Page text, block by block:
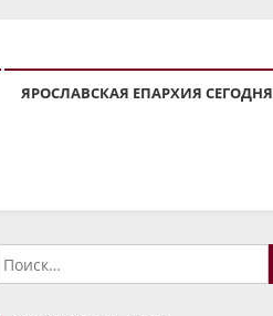
ЯРОСЛАВСКАЯ ЕПАРХИЯ СЕГОДНЯ